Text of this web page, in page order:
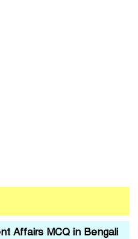
Affairs MCQ in Bengali